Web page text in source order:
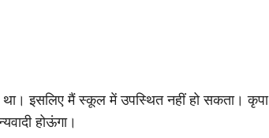
इसलिए मैं स्कूल में उपस्थित नहीं हो सकता। कृपा
होऊंगा।